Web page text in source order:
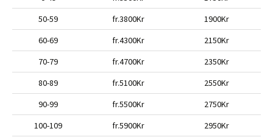
50-59
fr.3800Kr
1900Kr
60-69
fr.4300Kr
2150Kr
70-79
fr.4700Kr
2350Kr
80-89
fr.5100Kr
2550Kr
90-99
fr.5500Kr
2750Kr
100-109
fr.5900Kr
2950Kr